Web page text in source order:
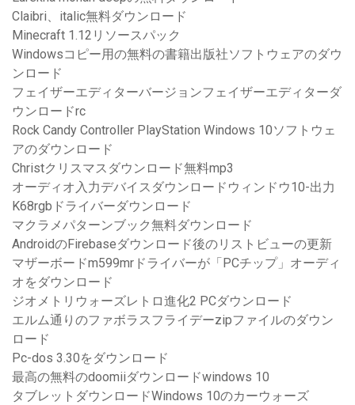
Claibri、italic無料ダウンロード
Minecraft 1.12リソースパック
Windowsコピー用の無料の書籍出版社ソフトウェアのダウ
ンロード
フェイザーエディターバージョンフェイザーエディターダ
ウンロードrc
Rock Candy Controller PlayStation Windows 10ソフトウェ
アのダウンロード
Christクリスマスダウンロード無料mp3
オーディオ入力デバイスダウンロードウィンドウ10-出力
K68rgbドライバーダウンロード
マクラメパターンブック無料ダウンロード
AndroidのFirebaseダウンロード後のリストビューの更新
マザーボードm599mrドライバーが「PCチップ」オーディ
オをダウンロード
ジオメトリウォーズレトロ進化2 PCダウンロード
エルム通りのファボラスフライデーzipファイルのダウン
ロード
Pc-dos 3.30をダウンロード
最高の無料のdoomiiダウンロードwindows 10
タブレットダウンロードWindows 10のカーウォーズ